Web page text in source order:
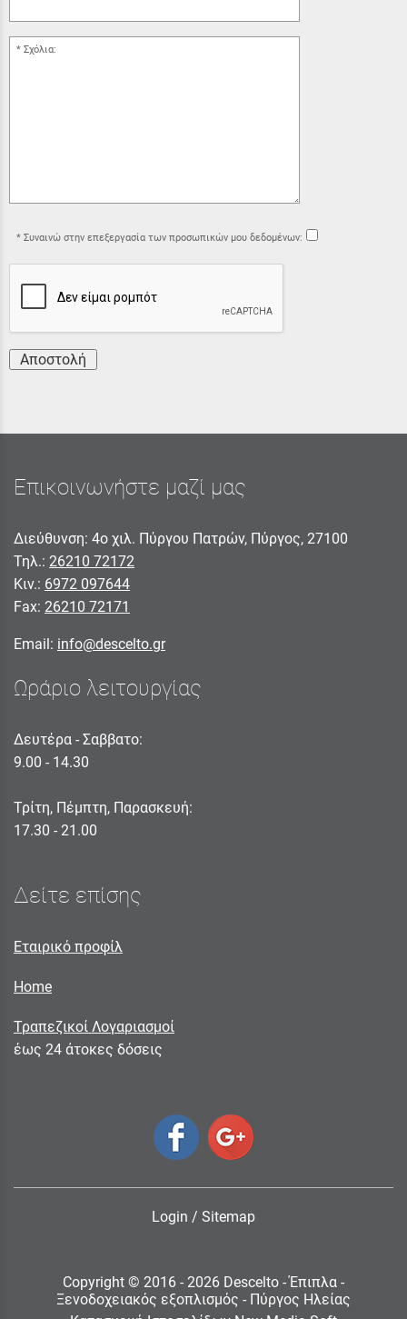
Σχόλια:
Συναινώ στην επεξεργασία των προσωπικών μου δεδομένων:
Αποστολή
Επικοινωνήστε μαζί μας
Διεύθυνση: 4ο χιλ. Πύργου Πατρών, Πύργος, 27100
Τηλ.: 26210 72172
Κιν.: 6972 097644
Fax: 26210 72171
Email: info@descelto.gr
Ωράριο λειτουργίας
Δευτέρα - Σαββατο:
9.00 - 14.30
Τρίτη, Πέμπτη, Παρασκευή:
17.30 - 21.00
Δείτε επίσης
Εταιρικό προφίλ
Home
Τραπεζικοί Λογαριασμοί
έως 24 άτοκες δόσεις
Login / Sitemap
Copyright © 2016 - 2026 Descelto - Έπιπλα -
Ξενοδοχειακός εξοπλισμός - Πύργος Ηλείας